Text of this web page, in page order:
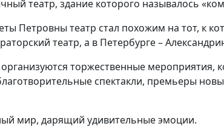
театр, здание которого называлось
Петровны театр стал похожим на тот, к
театр, а в Петербурге –
торжественные мероприятия,
спектакли, премьеры
мир, дарящий удивительные эмоции.